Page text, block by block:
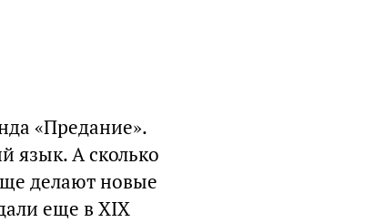
«Предание».
язык. А сколько
делают новые
еще в XIX